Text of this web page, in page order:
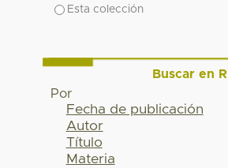
Esta colección
Buscar en RI
Por
Fecha de publicación
Autor
Título
Materia